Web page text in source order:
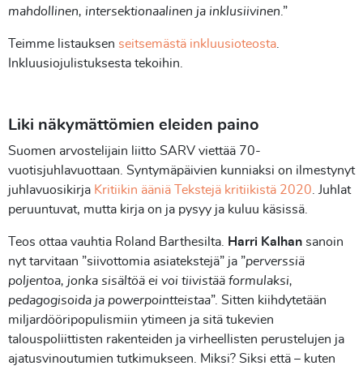
mahdollinen, intersektionaalinen ja inklusiivinen .”
Teimme listauksen seitsemästä inkluusioteosta
Inkluusiojulistuksesta tekoihin.
Liki näkymättömien eleiden paino
Suomen arvostelijain liitto SARV viettää 70-
vuotisjuhlavuottaan. Syntymäpäivien kunniaksi on ilmestynyt
juhlavuosikirja Kritiikin ääniä Tekstejä kritiikistä 2020 . Juhlat
peruuntuvat, mutta kirja on ja pysyy ja kuluu käsissä.
Teos ottaa vauhtia Roland Barthesilta. Harri Kalhan sanoin
nyt tarvitaan ”siivottomia asiatekstejä” ja ”perverssiä
poljentoa, jonka sisältöä ei voi tiivistää formulaksi,
pedagogisoida ja powerpointteistaa”. Sitten kiihdytetään
miljardööripopulismiin ytimeen ja sitä tukevien
talouspoliittisten rakenteiden ja virheellisten perustelujen ja
ajatusvinoutumien tutkimukseen. Miksi? Siksi että – kuten